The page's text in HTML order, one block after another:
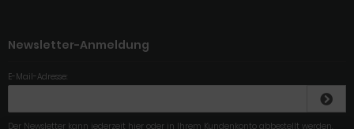
Newsletter-Anmeldung
E-Mail-Adresse:
Der Newsletter kann jederzeit hier oder in Ihrem Kundenkonto abbestellt werden.